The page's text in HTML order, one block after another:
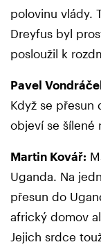
polovinu vlády.
Dreyfus byl
posloužil k
Pavel
Když se přesun
objeví se šílené
Martin Kovář:
Uganda. Na
přesun do
africký domov
Jejich srdce